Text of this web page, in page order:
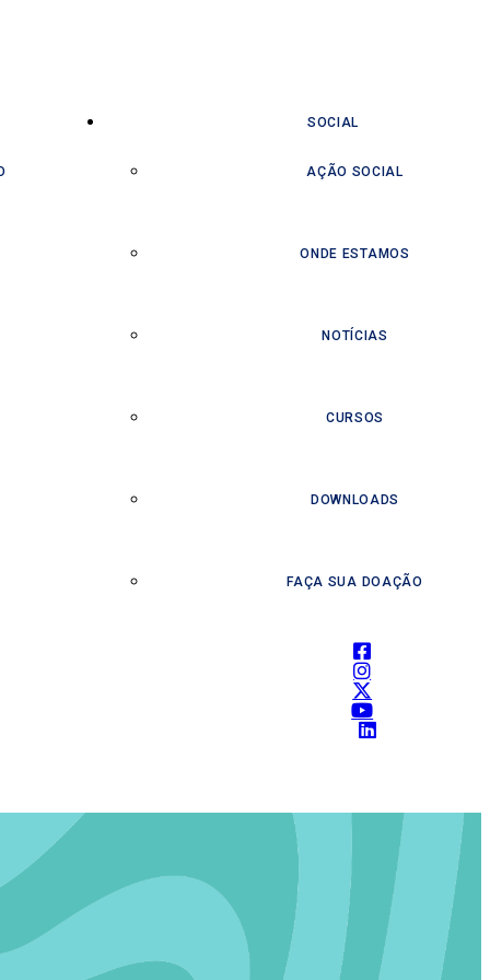
SOCIAL
AÇÃO SOCIAL
ONDE ESTAMOS
NOTÍCIAS
CURSOS
DOWNLOADS
FAÇA SUA DOAÇÃO